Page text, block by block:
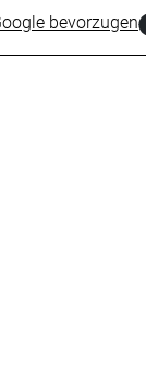
bevorzugen